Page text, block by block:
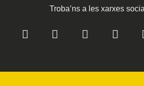
Troba’ns a les xarxes